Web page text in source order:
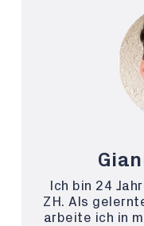
Ich bin 24
ZH. Als
arbeite ich in